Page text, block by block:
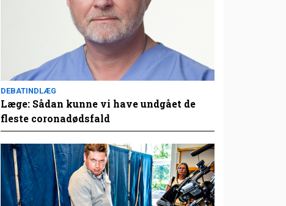
DEBATINDLÆG
Læge: Sådan kunne vi have undgået de
fleste coronadødsfald